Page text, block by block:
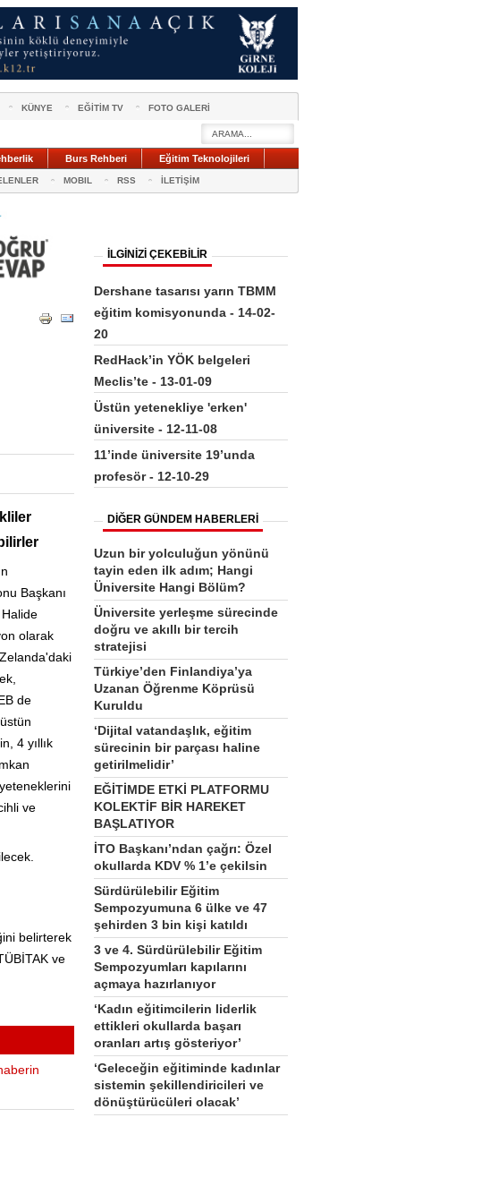
KÜNYE EĞİTİM TV FOTO GALERİ
Burs Rehberi Eğitim Teknolojileri
MOBIL RSS İLETİŞİM
Başkanı
olarak
de
4 yıllık
ve
belirterek
ve
İLGİNİZİ ÇEKEBİLİR
Dershane tasarısı yarın TBMM
eğitim komisyonunda - 14-02-
20
RedHack’in YÖK belgeleri
Meclis’te - 13-01-09
Üstün yetenekliye 'erken'
üniversite - 12-11-08
11’inde üniversite 19’unda
profesör - 12-10-29
DİĞER GÜNDEM HABERLERİ
Uzun bir yolculuğun yönünü
tayin eden ilk adım; Hangi
Üniversite Hangi Bölüm?
Üniversite yerleşme sürecinde
doğru ve akıllı bir tercih
stratejisi
Türkiye’den Finlandiya’ya
Uzanan Öğrenme Köprüsü
Kuruldu
‘Dijital vatandaşlık, eğitim
sürecinin bir parçası haline
getirilmelidir’
EĞİTİMDE ETKİ PLATFORMU
KOLEKTİF BİR HAREKET
BAŞLATIYOR
İTO Başkanı’ndan çağrı: Özel
okullarda KDV % 1’e çekilsin
Sürdürülebilir Eğitim
Sempozyumuna 6 ülke ve 47
şehirden 3 bin kişi katıldı
3 ve 4. Sürdürülebilir Eğitim
Sempozyumları kapılarını
açmaya hazırlanıyor
‘Kadın eğitimcilerin liderlik
ettikleri okullarda başarı
oranları artış gösteriyor’
‘Geleceğin eğitiminde kadınlar
sistemin şekillendiricileri ve
dönüştürücüleri olacak’